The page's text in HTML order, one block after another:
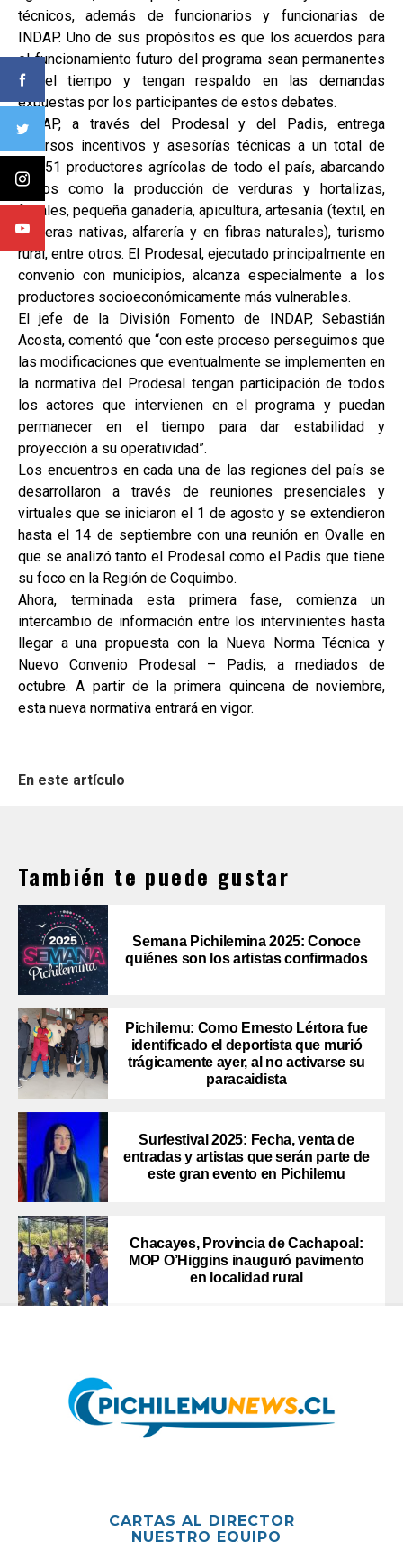
técnicos, además de funcionarios y funcionarias de
INDAP. Uno de sus propósitos es que los acuerdos para
el funcionamiento futuro del programa sean permanentes
en el tiempo y tengan respaldo en las demandas
expuestas por los participantes de estos debates.
INDAP, a través del Prodesal y del Padis, entrega
diversos incentivos y asesorías técnicas a un total de
69.151 productores agrícolas de todo el país, abarcando
rubros como la producción de verduras y hortalizas,
frutales, pequeña ganadería, apicultura, artesanía (textil, en
maderas nativas, alfarería y en fibras naturales), turismo
rural, entre otros. El Prodesal, ejecutado principalmente en
convenio con municipios, alcanza especialmente a los
productores socioeconómicamente más vulnerables.
El jefe de la División Fomento de INDAP, Sebastián
Acosta, comentó que “con este proceso perseguimos que
las modificaciones que eventualmente se implementen en
la normativa del Prodesal tengan participación de todos
los actores que intervienen en el programa y puedan
permanecer en el tiempo para dar estabilidad y
proyección a su operatividad”.
Los encuentros en cada una de las regiones del país se
desarrollaron a través de reuniones presenciales y
virtuales que se iniciaron el 1 de agosto y se extendieron
hasta el 14 de septiembre con una reunión en Ovalle en
que se analizó tanto el Prodesal como el Padis que tiene
su foco en la Región de Coquimbo.
Ahora, terminada esta primera fase, comienza un
intercambio de información entre los intervinientes hasta
llegar a una propuesta con la Nueva Norma Técnica y
Nuevo Convenio Prodesal – Padis, a mediados de
octubre. A partir de la primera quincena de noviembre,
esta nueva normativa entrará en vigor.
En este artículo
También te puede gustar
Semana Pichilemina 2025: Conoce
quiénes son los artistas confirmados
Pichilemu: Como Ernesto Lértora fue
identificado el deportista que murió
trágicamente ayer, al no activarse su
paracaidista
Surfestival 2025: Fecha, venta de
entradas y artistas que serán parte de
este gran evento en Pichilemu
Chacayes, Provincia de Cachapoal:
MOP O’Higgins inauguró pavimento
en localidad rural
CARTAS AL DIRECTOR
NUESTRO EQUIPO